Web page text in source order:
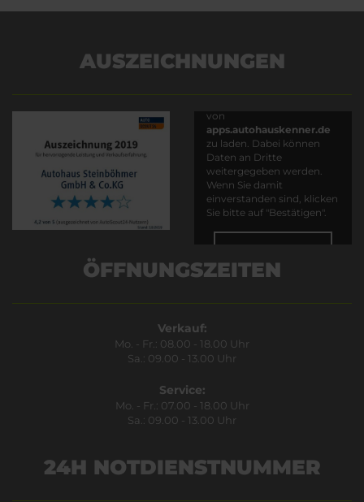
AUSZEICHNUNGEN
von
apps.autohauskenner.de
zu laden. Dabei können
Daten an Dritte
weitergegeben werden.
Wenn Sie damit
einverstanden sind, klicken
Sie bitte auf "Bestätigen".
ÖFFNUNGSZEITEN
Verkauf:
Mo. - Fr.: 08.00 - 18.00 Uhr
Sa.: 09.00 - 13.00 Uhr
Service:
Mo. - Fr.: 07.00 - 18.00 Uhr
Sa.: 09.00 - 13.00 Uhr
24H NOTDIENSTNUMMER